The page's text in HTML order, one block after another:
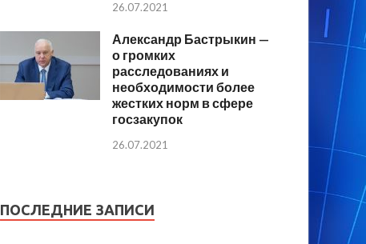
26.07.2021
Александр Бастрыкин —
о громких
расследованиях и
необходимости более
жестких норм в сфере
госзакупок
26.07.2021
ПОСЛЕДНИЕ ЗАПИСИ